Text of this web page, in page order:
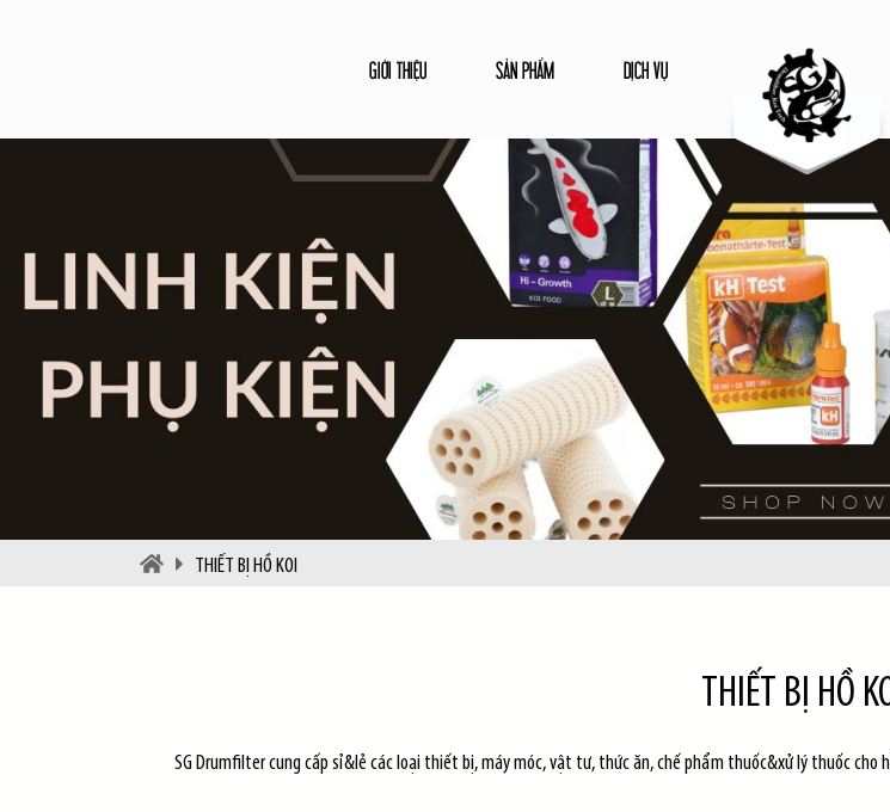
GIỚI THIỆU SẢN PHẨM DỊCH VỤ
THIẾT BỊ HỒ KOI
THIẾT BỊ HỒ
SG Drumfilter cung cấp sỉ&lẻ các loại thiết bị, máy móc, vật tư, thức ăn, chế phẩm thuốc&xử lý thuốc cho